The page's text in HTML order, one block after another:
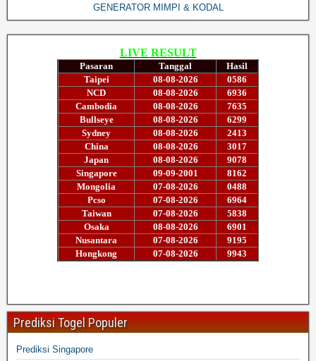
GENERATOR MIMPI & KODAL
Prediksi Togel Populer
Prediksi Singapore